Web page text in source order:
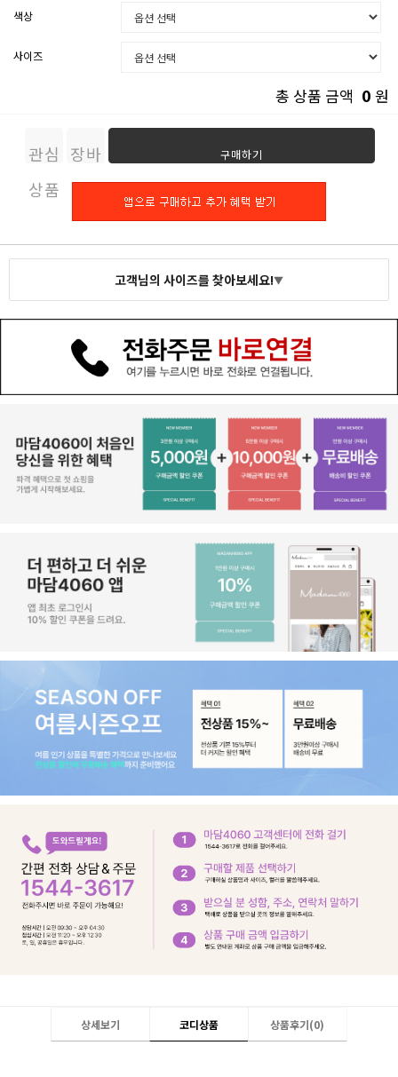
색상
사이즈
총 상품 금액 0 원
관심
상품
장바
구니
구매하기
고객님의 사이즈를 찾아보세요!▼
상세보기 코디상품 상품후기(0)